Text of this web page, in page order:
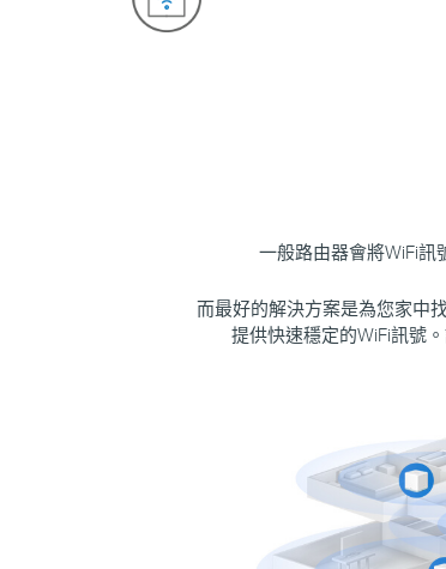
一般路由器會將WiFi
而最好的解決方案是為您家中
提供快速穩定的WiFi訊號